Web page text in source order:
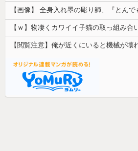
【ｗ】物凄くカワイイ子猫の取っ組み合
【閲覧注意】俺が近くにいると機械が壊